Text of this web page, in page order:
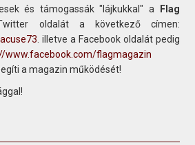
és támogassák "lájkukkal" a
Flag
oldalát a következő címen:
. illetve a Facebook oldalát pedig
www.facebook.com/flagmagazin
a magazin működését!